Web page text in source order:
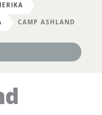
CAMP ASHLAND